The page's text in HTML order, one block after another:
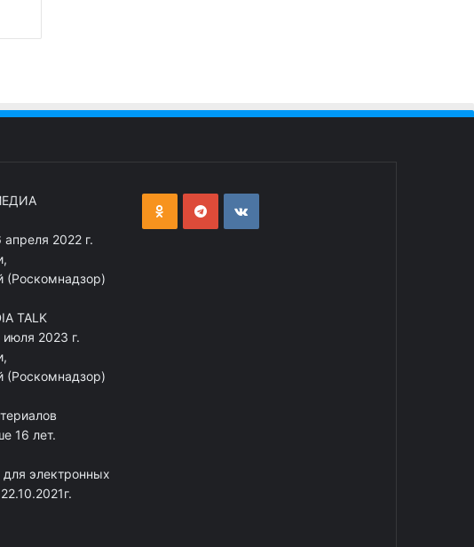
2022 г.
(Роскомнадзор)
TALK
2023 г.
(Роскомнадзор)
16 лет.
электронных